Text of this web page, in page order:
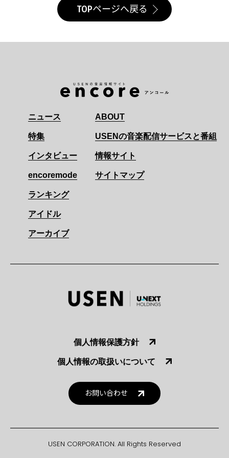
TOPページへ戻る
ニュース
特集
インタビュー
encoremode
ランキング
アイドル
アーカイブ
ABOUT
USENの音楽配信サービスと番組
情報サイト
サイトマップ
個人情報保護方針
個人情報の取扱いについて
お問い合わせ
USEN CORPORATION. All Rights Reserved